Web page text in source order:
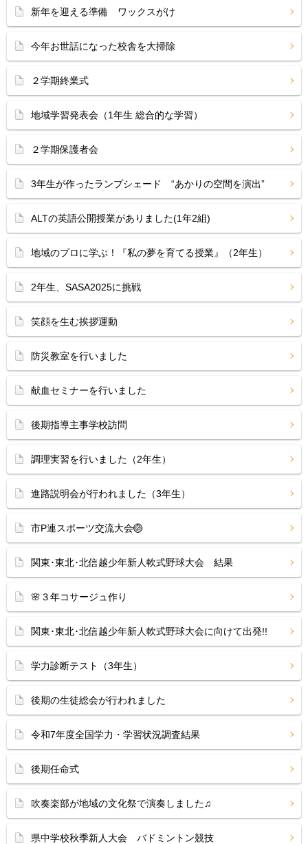
新年を迎える準備 ワックスがけ
今年お世話になった校舎を大掃除
２学期終業式
地域学習発表会（1年生 総合的な学習）
２学期保護者会
3年生が作ったランプシェード “あかりの空間を演出”
ALTの英語公開授業がありました(1年2組)
地域のプロに学ぶ！『私の夢を育てる授業』（2年生）
2年生、SASA2025に挑戦
笑顔を生む挨拶運動
防災教室を行いました
献血セミナーを行いました
後期指導主事学校訪問
調理実習を行いました（2年生）
進路説明会が行われました（3年生）
市P連スポーツ交流大会🏐
関東･東北･北信越少年新人軟式野球大会 結果
🌸３年コサージュ作り
関東･東北･北信越少年新人軟式野球大会に向けて出発!!
学力診断テスト（3年生）
後期の生徒総会が行われました
令和7年度全国学力・学習状況調査結果
後期任命式
吹奏楽部が地域の文化祭で演奏しました♫
県中学校秋季新人大会 バドミントン競技